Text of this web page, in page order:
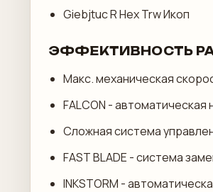
Giebjtuc R Hex Trw Икоп
ЭФФЕКТИВНОСТЬ
Макс. механическая
FALCON -
Сложная система
FAST BLADE - система
INKSTORM -